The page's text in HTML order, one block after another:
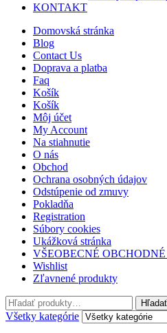
KONTAKT
Domovská stránka
Blog
Contact Us
Doprava a platba
Faq
Košík
Košík
Môj účet
My Account
Na stiahnutie
O nás
Obchod
Ochrana osobných údajov
Odstúpenie od zmuvy
Pokladňa
Registration
Súbory cookies
Ukážková stránka
VŠEOBECNÉ
Wishlist
Zľavnené produkty
Hľadať:
Hľadať
Všetky kategórie